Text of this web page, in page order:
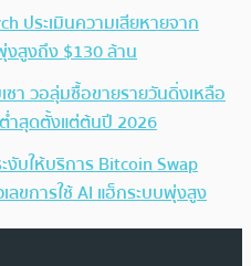
ประเมินความเสียหายจาก
งสูงถึง $130 ล้าน
ซา วอลุ่มซื้อขายรายวันดิ่งเหลือ
ำสุดตั้งแต่ต้นปี 2026
งับให้บริการ Bitcoin Swap
ลขการใช้ AI แฮ็กระบบพุ่งสูง